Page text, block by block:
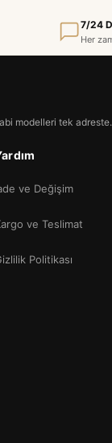
7/24
Her
modelleri tek
ve Değişim
ve Teslimat
Politikası